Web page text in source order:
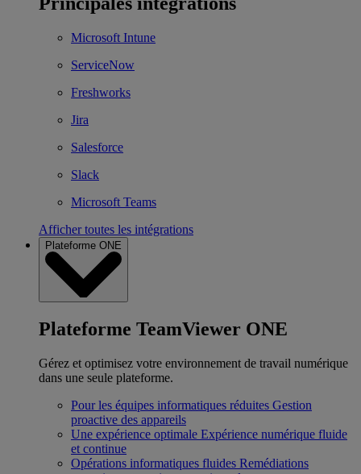
Microsoft Intune
ServiceNow
Freshworks
Jira
Salesforce
Slack
Microsoft Teams
Afficher toutes les intégrations
Plateforme ONE
Plateforme TeamViewer ONE
Gérez et optimisez votre environnement de travail numérique
dans une seule plateforme.
Pour les équipes informatiques réduites Gestion
proactive des appareils
Une expérience optimale Expérience numérique fluide
et continue
Opérations informatiques fluides Remédiations